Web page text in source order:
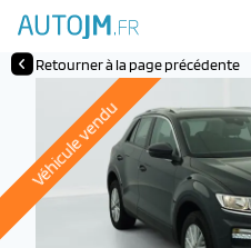
Retourner à la page précédente
Véhicule vendu